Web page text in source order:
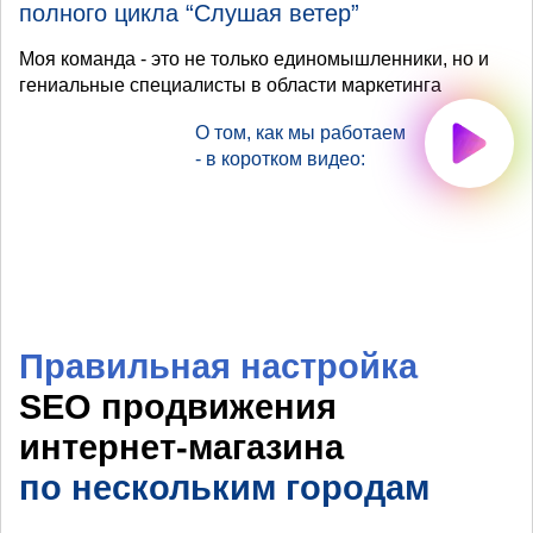
полного цикла “Слушая ветер”
Моя команда - это не только единомышленники, но и
гениальные специалисты в области маркетинга
О том, как мы работаем
- в коротком видео:
Правильная настройка
SEO продвижения
интернет-магазина
по нескольким городам